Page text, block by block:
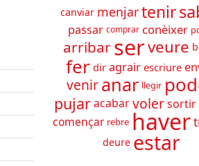
canviar menjartenir
passar comprar conèixer
arribarserveure
fer dir agrair escriure
veniranar llegir
pujaracabarvolersortir
començar rebre haver
deure estar